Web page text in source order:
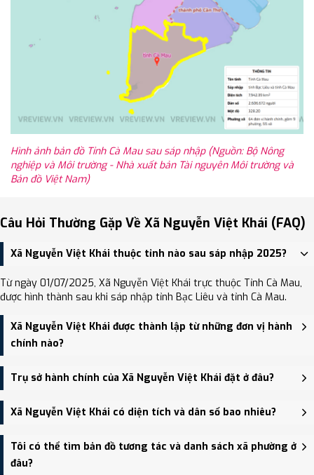
Hình ảnh bản đồ Tỉnh Cà Mau sau sáp nhập (Nguồn: Bộ Nông
nghiệp và Môi trường - Nhà xuất bản Tài nguyên Môi trường và
Bản đồ Việt Nam)
Câu Hỏi Thường Gặp Về Xã Nguyễn Việt Khái (FAQ)
Xã Nguyễn Việt Khái thuộc tỉnh nào sau sáp nhập 2025?
Từ ngày 01/07/2025, Xã Nguyễn Việt Khái trực thuộc Tỉnh Cà Mau,
được hình thành sau khi sáp nhập tỉnh Bạc Liêu và tỉnh Cà Mau.
Xã Nguyễn Việt Khái được thành lập từ những đơn vị hành
chính nào?
Xã Nguyễn Việt Khái được thành lập trên cơ sở sáp nhập Xã Tân
Hưng Tây, Xã Rạch Chèo, Xã Việt Thắng.
Trụ sở hành chính của Xã Nguyễn Việt Khái đặt ở đâu?
Trụ sở hành chính mới của Xã Nguyễn Việt Khái đặt tại đang cập
nhật - trung tâm khu vực thuận tiện giao thông.
Xã Nguyễn Việt Khái có diện tích và dân số bao nhiêu?
Xã Nguyễn Việt Khái có Diện tích: 129.90 km², Dân số: 37,307
người, Mật độ dân số: Khoảng 287.20 người/km²
Tôi có thể tìm bản đồ tương tác và danh sách xã phường ở
đâu?